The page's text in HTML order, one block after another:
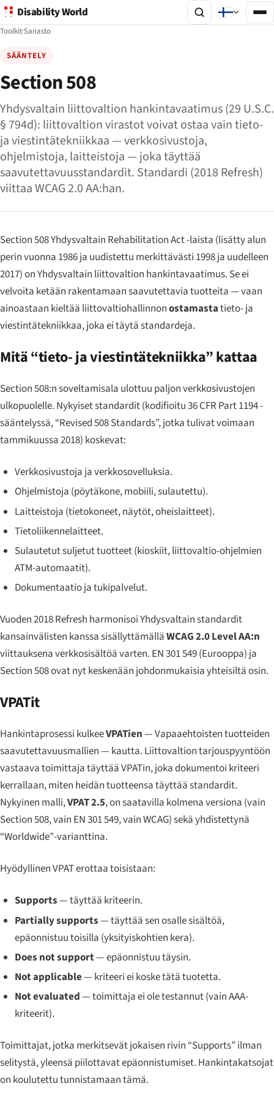
Disability World
Toolkit·Sanasto
SÄÄNTELY
Section 508
Yhdysvaltain liittovaltion hankintavaatimus (29 U.S.C.
§ 794d): liittovaltion virastot voivat ostaa vain tieto-
ja viestintätekniikkaa — verkkosivustoja,
ohjelmistoja, laitteistoja — joka täyttää
saavutettavuusstandardit. Standardi (2018 Refresh)
viittaa WCAG 2.0 AA:han.
Section 508 Yhdysvaltain Rehabilitation Act -laista (lisätty alun
perin vuonna 1986 ja uudistettu merkittävästi 1998 ja uudelleen
2017) on Yhdysvaltain liittovaltion hankintavaatimus. Se ei
velvoita ketään rakentamaan saavutettavia tuotteita — vaan
ainoastaan kieltää liittovaltiohallinnonostamastatieto- ja
viestintätekniikkaa, joka ei täytä standardeja.
Mitä “tieto- ja viestintätekniikka” kattaa
Section 508:n soveltamisala ulottuu paljon verkkosivustojen
ulkopuolelle. Nykyiset standardit (kodifioitu 36 CFR Part 1194 -
sääntelyssä, “Revised 508 Standards”, jotka tulivat voimaan
tammikuussa 2018) koskevat:
Verkkosivustoja ja verkkosovelluksia.
Ohjelmistoja (pöytäkone, mobiili, sulautettu).
Laitteistoja (tietokoneet, näytöt, oheislaitteet).
Tietoliikennelaitteet.
Sulautetut suljetut tuotteet (kioskiit, liittovaltio-ohjelmien
ATM-automaatit).
Dokumentaatio ja tukipalvelut.
Vuoden 2018 Refresh harmonisoi Yhdysvaltain standardit
kansainvälisten kanssa sisällyttämälläWCAG 2.0 Level AA:n
viittauksena verkkosisältöä varten. EN 301 549 (Eurooppa) ja
Section 508 ovat nyt keskenään johdonmukaisia yhteisiltä osin.
VPATit
Hankintaprosessi kulkeeVPATien— Vapaaehtoisten tuotteiden
saavutettavuusmallien — kautta. Liittovaltion tarjouspyyntöön
vastaava toimittaja täyttää VPATin, joka dokumentoi kriteeri
kerrallaan, miten heidän tuotteensa täyttää standardit.
Nykyinen malli,VPAT 2.5, on saatavilla kolmena versiona (vain
Section 508, vain EN 301 549, vain WCAG) sekä yhdistettynä
“Worldwide”-varianttina.
Hyödyllinen VPAT erottaa toisistaan:
Supports— täyttää kriteerin.
Partially supports— täyttää sen osalle sisältöä,
epäonnistuu toisilla (yksityiskohtien kera).
Does not support— epäonnistuu täysin.
Not applicable— kriteeri ei koske tätä tuotetta.
Not evaluated— toimittaja ei ole testannut (vain AAA-
kriteerit).
Toimittajat, jotka merkitsevät jokaisen rivin “Supports” ilman
selitystä, yleensä piilottavat epäonnistumiset. Hankintakatsojat
on koulutettu tunnistamaan tämä.